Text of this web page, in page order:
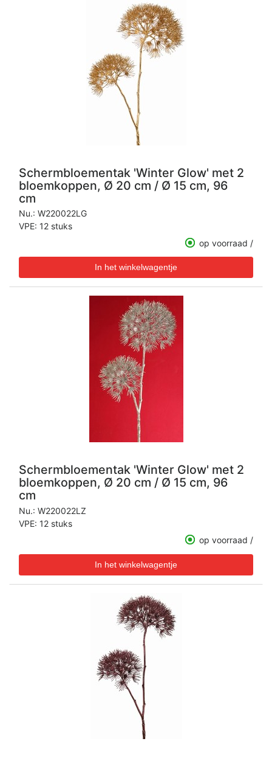
Schermbloementak 'Winter Glow' met 2
bloemkoppen, Ø 20 cm / Ø 15 cm, 96
cm
Nu.: W220022LG
VPE: 12 stuks
op voorraad /
Schermbloementak 'Winter Glow' met 2
bloemkoppen, Ø 20 cm / Ø 15 cm, 96
cm
Nu.: W220022LZ
VPE: 12 stuks
op voorraad /